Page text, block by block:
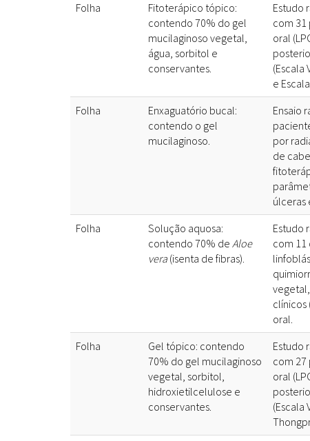
Folha
Fitoterápico tópico:
contendo 70% do gel
mucilaginoso vegetal,
água, sorbitol e
conservantes.
Estudo
com 31
oral
(Escala
e
Folha
Enxaguatório bucal:
contendo o gel
mucilaginoso.
Ensaio
por
de
úlceras
Folha
Solução aquosa:
contendo 70% de Aloe
vera (isenta de fibras).
Estudo
com 11
clínicos
oral.
Folha
Gel tópico: contendo
70% do gel mucilaginoso
vegetal, sorbitol,
hidroxietilcelulose e
conservantes.
Estudo
com 27
oral
(Escala